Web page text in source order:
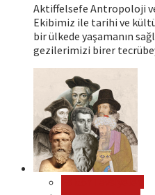
Aktiffelsefe Antropoloji
Ekibimiz ile tarihi ve
bir ülkede yaşamanın
gezilerimizi birer